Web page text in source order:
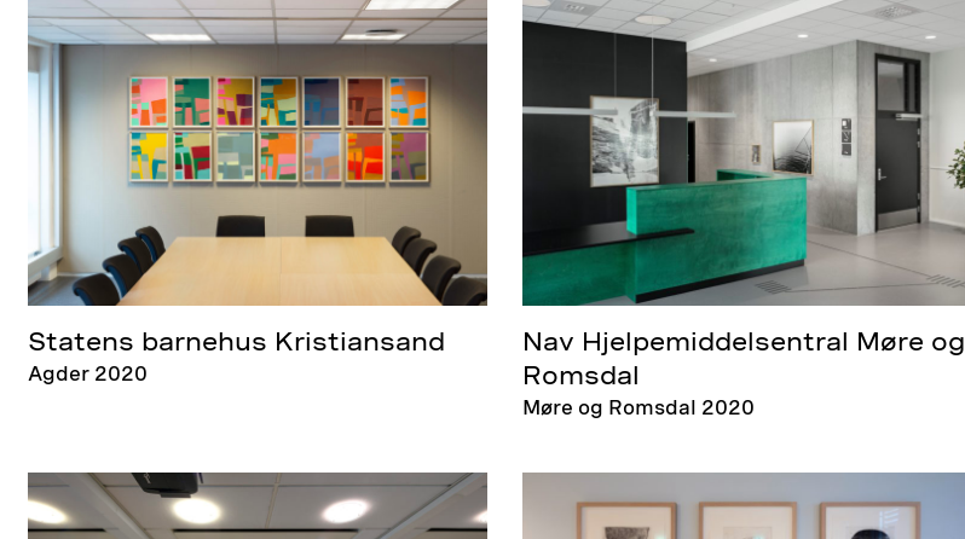
Statens barnehus Kristiansand
Agder 2020
Nav Hjelpemiddelsentral Møre og
Romsdal
Møre og Romsdal 2020